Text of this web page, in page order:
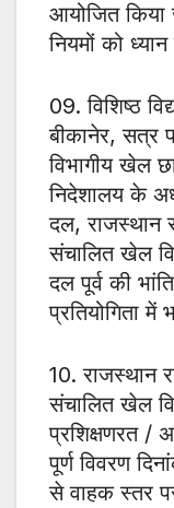
आयोजित किया
नियमों को
09. विशिष्ठ
बीकानेर, सत्र
विभागीय खेल
निदेशालय के
दल, राजस्थान
संचालित खेल
दल पूर्व की
प्रतियोगिता
10. राजस्थान
संचालित खेल
प्रशिक्षणरत /
पूर्ण विवरण
से वाहक स्तर